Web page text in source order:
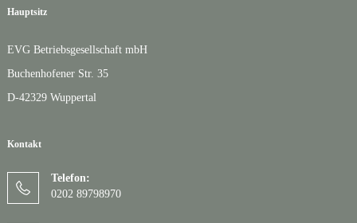
Hauptsitz
EVG Betriebsgesellschaft mbH
Buchenhofener Str. 35
D-42329 Wuppertal
Kontakt
Telefon:
0202 89798970